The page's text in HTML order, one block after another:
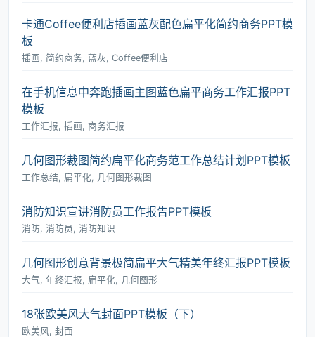
卡通Coffee便利店插画蓝灰配色扁平化简约商务PPT模
板
插画, 简约商务, 蓝灰, Coffee便利店
在手机信息中奔跑插画主图蓝色扁平商务工作汇报PPT
模板
工作汇报, 插画, 商务汇报
几何图形裁图简约扁平化商务范工作总结计划PPT模板
工作总结, 扁平化, 几何图形裁图
消防知识宣讲消防员工作报告PPT模板
消防, 消防员, 消防知识
几何图形创意背景极简扁平大气精美年终汇报PPT模板
大气, 年终汇报, 扁平化, 几何图形
18张欧美风大气封面PPT模板（下）
欧美风, 封面